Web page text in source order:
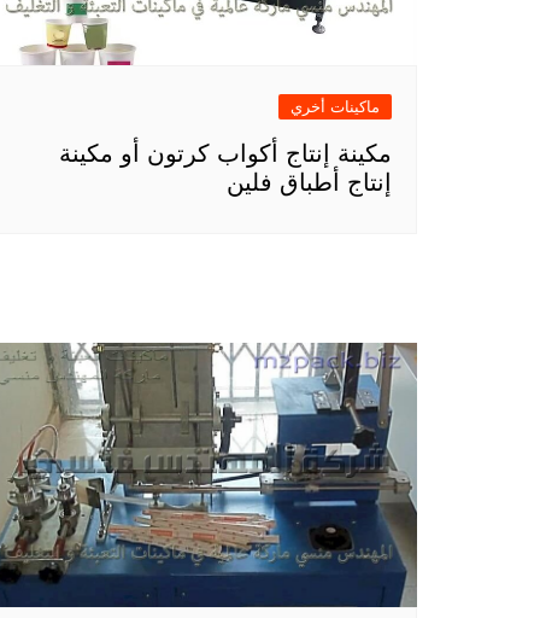
ماكينات أخري
مكينة إنتاج أكواب كرتون أو مكينة
إنتاج أطباق فلين